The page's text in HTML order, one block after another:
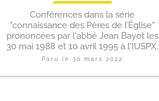
Conférences dans la série
"connaissance des Pères de l’Église"
prononcées par l'abbé Jean Bayot les
30 mai 1988 et 10 avril 1995 à l'IUSPX.
Paru le30 mars 2022